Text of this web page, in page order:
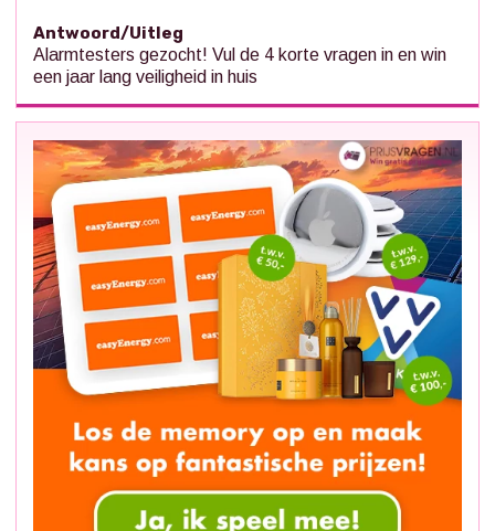
Antwoord/Uitleg
Alarmtesters gezocht! Vul de 4 korte vragen in en win
een jaar lang veiligheid in huis